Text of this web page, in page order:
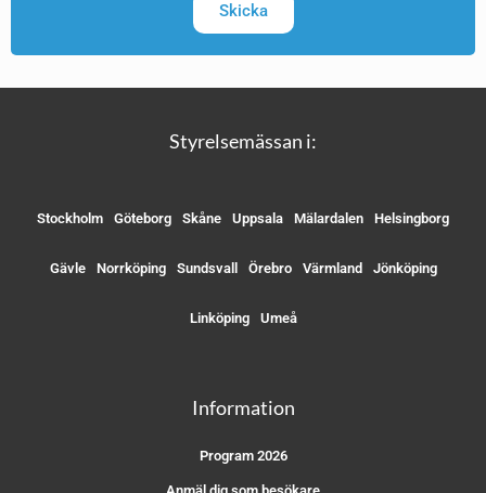
Skicka
Styrelsemässan i:
Stockholm Göteborg Skåne Uppsala Mälardalen Helsingborg
Gävle Norrköping Sundsvall Örebro Värmland Jönköping
Linköping Umeå
Information
Program 2026